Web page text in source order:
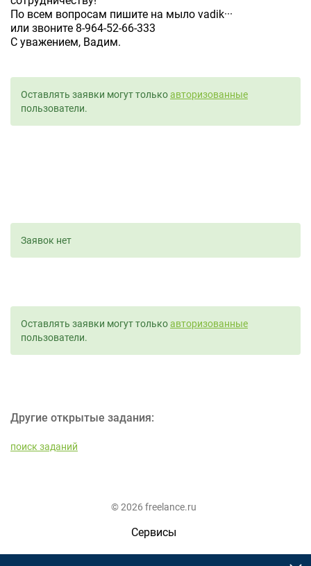
По всем вопросам пишите на мыло vadik···
или звоните 8-964-52-66-333
С уважением, Вадим.
Оставлять заявки могут толькоавторизованные
пользователи.
Заявок нет
Оставлять заявки могут толькоавторизованные
пользователи.
Другие открытые задания:
поиск заданий
© 2026 freelance.ru
Сервисы
Помощь